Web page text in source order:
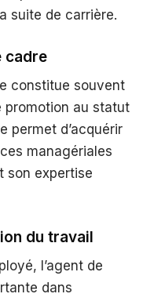
suite de carrière.
cadre
constitue souvent
promotion au statut
permet d’acquérir
managériales
son expertise
du travail
l’agent de
dans